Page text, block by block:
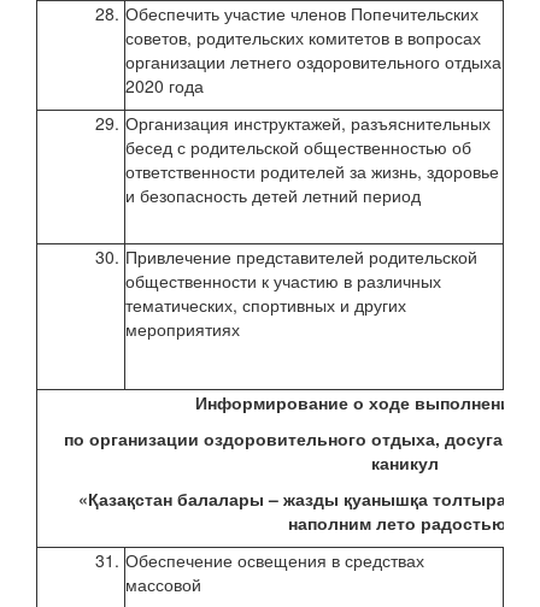
28. Обеспечить участие членов Попечительских
советов, родительских комитетов в вопросах
организации летнего оздоровительного отдыха
2020 года
29. Организация инструктажей, разъяснительных
бесед с родительской общественностью об
ответственности родителей за жизнь, здоровье
и безопасность детей летний период
30. Привлечение представителей родительской
общественности к участию в различных
тематических, спортивных и других
мероприятиях
Информирование о ходе выполнения
по организации оздоровительного отдыха, досуга и
каникул
«Қазақстан балалары – жазды қуанышқа
наполним лето радостью!»
31. Обеспечение освещения в средствах
массовой